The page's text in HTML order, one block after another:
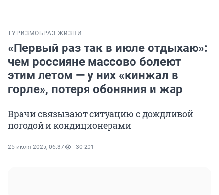
ТУРИЗМОБРАЗ ЖИЗНИ
«Первый раз так в июле отдыхаю»:
чем россияне массово болеют
этим летом — у них «кинжал в
горле», потеря обоняния и жар
Врачи связывают ситуацию с дождливой
погодой и кондиционерами
25 июля 2025, 06:37 30 201